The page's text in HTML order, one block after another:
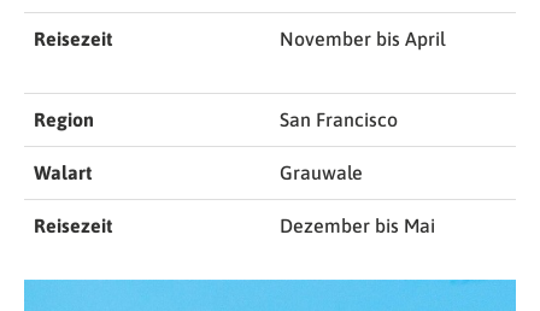
Reisezeit November bis April
Region San Francisco
Walart Grauwale
Reisezeit Dezember bis Mai